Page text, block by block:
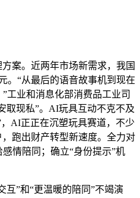
。近两年市场新需求，我国
。“从最后的语音故事机到现在
工业和消息化部消费品工业司
取现私”。AI玩具互动不克不及
AI正正在沉塑玩具赛道，不少
跑出财产转型新速度。全力对
情陪同；确立“身份提示”机
”和“更温暖的陪同”不竭演